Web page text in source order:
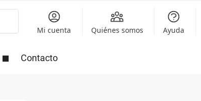
Mi cuenta Quiénes somos Ayuda
Contacto